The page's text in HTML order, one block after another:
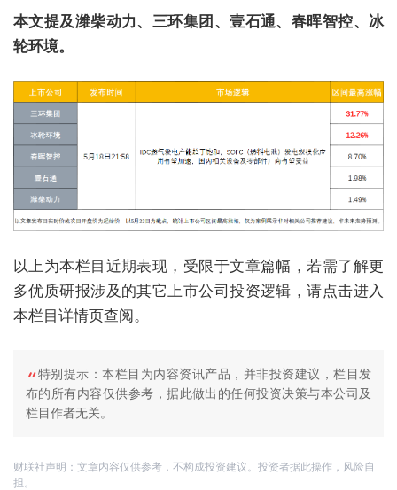
本文提及潍柴动力、三环集团、壹石通、春晖智控、冰
轮环境。
以上为本栏目近期表现，受限于文章篇幅，若需了解更
多优质研报涉及的其它上市公司投资逻辑，请点击进入
本栏目详情页查阅。
特别提示：本栏目为内容资讯产品，并非投资建议，栏目发
布的所有内容仅供参考，据此做出的任何投资决策与本公司及
栏目作者无关。
财联社声明：文章内容仅供参考，不构成投资建议。投资者据此操作，风险自
担。